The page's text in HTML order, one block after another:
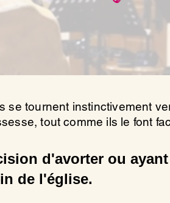
tournent instinctivement
tout comme ils le font
d'avorter ou
de l'église.